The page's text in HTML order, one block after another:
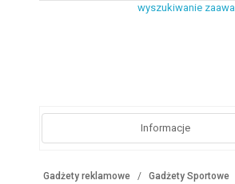
wyszukiwanie
Informacje
Gadżety reklamowe Gadżety Sportowe